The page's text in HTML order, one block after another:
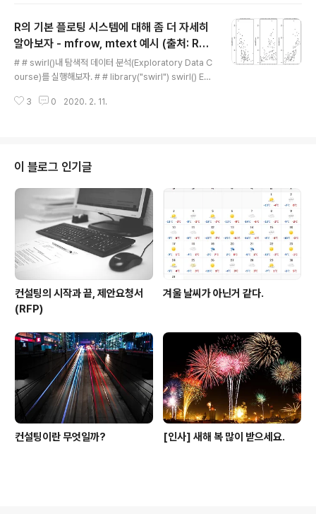
표현 예시를 살펴본다. 그래픽 예시 ggplot2에 담긴 dia
monds 데이터를 통해 Lattice 그래프를 확인해보자. >
str(diamonds) # diamonds 데이터의 구성을 살펴보
자 > table(diamonds$color) # diamonds 데이터의
칼라를 살..
R의 기본 플로팅 시스템에 대해 좀 더 자세히
알아보자 - mfrow, mtext 예시 (출처: R내
swirl package)
# # swirl()내 탐색적 데이터 분석(Exploratory Data C
ourse)를 실행해보자. # # library("swirl") swirl() Exp
Plotting System)을 선택한다. 탐색적 분석 과정의 다섯
행 1나에 그래프 2개를 표시하도록 세팅한다. plot(airqu
ality$Wind, airquality$Ozone, main = "Ozone an
d Wind") # 그래프 1개를 그린다. plot(airqualit..
3 0 2020. 2. 11.
이 블로그 인기글
컨설팅의 시작과 끝, 제안요청서
(RFP)
겨울 날씨가 아닌거 같다.
컨설팅이란 무엇일까? [인사] 새해 복 많이 받으세요.